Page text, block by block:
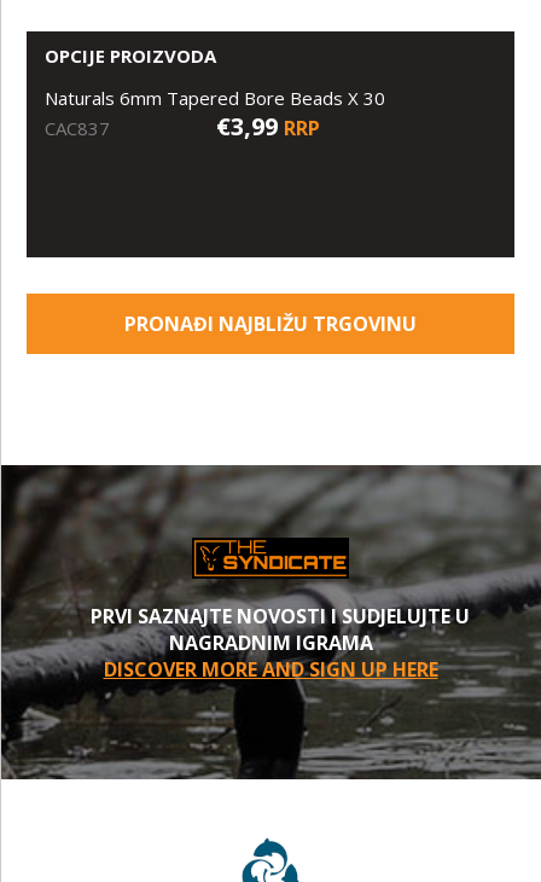
OPCIJE PROIZVODA
Naturals 6mm Tapered Bore Beads X 30
CAC837
€3,99 RRP
PRONAĐI NAJBLIŽU TRGOVINU
PRVI SAZNAJTE NOVOSTI I SUDJELUJTE U
NAGRADNIM IGRAMA
DISCOVER MORE AND SIGN UP HERE